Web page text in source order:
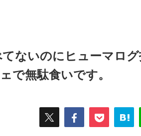
ないのにヒューマロ
で無駄食いです。